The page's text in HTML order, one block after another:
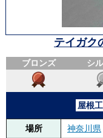
テイガク
ブロンズ シ
屋根
場所 神奈川県